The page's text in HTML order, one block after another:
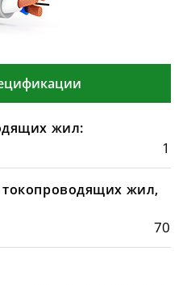
жил:
1
жил,
70